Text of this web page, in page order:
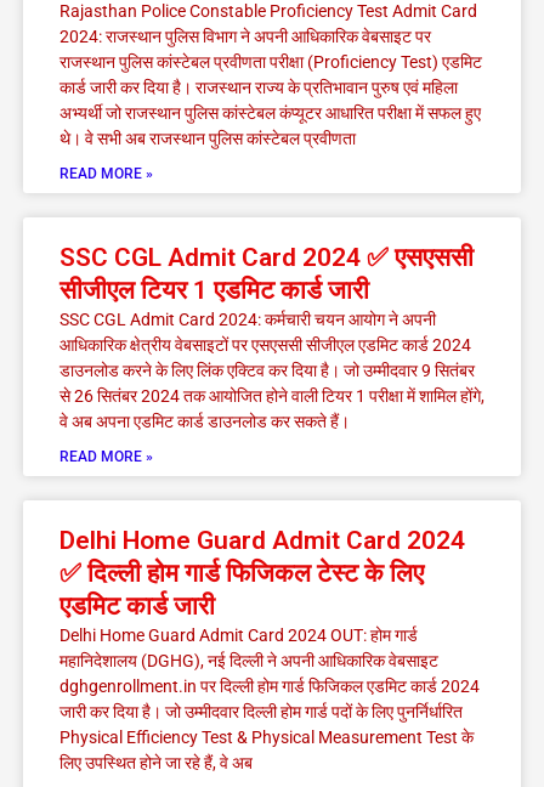
Rajasthan Police Constable Proficiency Test Admit Card
2024: राजस्थान पुलिस विभाग ने अपनी आधिकारिक वेबसाइट पर
राजस्थान पुलिस कांस्टेबल प्रवीणता परीक्षा (Proficiency Test) एडमिट
कार्ड जारी कर दिया है। राजस्थान राज्य के प्रतिभावान पुरुष एवं महिला
अभ्यर्थी जो राजस्थान पुलिस कांस्टेबल कंप्यूटर आधारित परीक्षा में सफल हुए
थे। वे सभी अब राजस्थान पुलिस कांस्टेबल प्रवीणता
READ MORE »
SSC CGL Admit Card 2024 ✅ एसएससी
सीजीएल टियर 1 एडमिट कार्ड जारी
SSC CGL Admit Card 2024: कर्मचारी चयन आयोग ने अपनी
आधिकारिक क्षेत्रीय वेबसाइटों पर एसएससी सीजीएल एडमिट कार्ड 2024
डाउनलोड करने के लिए लिंक एक्टिव कर दिया है। जो उम्मीदवार 9 सितंबर
से 26 सितंबर 2024 तक आयोजित होने वाली टियर 1 परीक्षा में शामिल होंगे,
वे अब अपना एडमिट कार्ड डाउनलोड कर सकते हैं।
READ MORE »
Delhi Home Guard Admit Card 2024
✅ दिल्ली होम गार्ड फिजिकल टेस्ट के लिए
एडमिट कार्ड जारी
Delhi Home Guard Admit Card 2024 OUT: होम गार्ड
महानिदेशालय (DGHG), नई दिल्ली ने अपनी आधिकारिक वेबसाइट
dghgenrollment.in पर दिल्ली होम गार्ड फिजिकल एडमिट कार्ड 2024
जारी कर दिया है। जो उम्मीदवार दिल्ली होम गार्ड पदों के लिए पुनर्निर्धारित
Physical Efficiency Test & Physical Measurement Test के
लिए उपस्थित होने जा रहे हैं, वे अब